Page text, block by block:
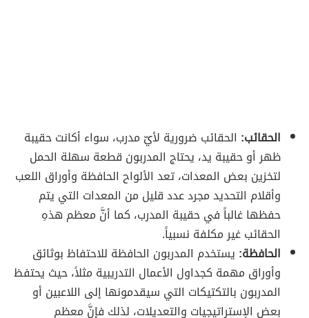
الحقائب: الحقائب ضرورية لأيّ مدرب، سواء أكانت حقيبة
ظهر أو حقيبة يد، يحتاج المدربون قطعة سهلة الحمل
لتخزين بعض المعدات، تعد الألواح الحافظة وأوراق اللعب
وأقلام التحديد مجرد عدد قليل من المعدات التي يتم
حفظها غالباً في حقيبة المدرب، كما أنَّ معظم هذهِ
الحقائب غير مكلفة نسبياً.
الحافظة: يستخدم المدربون الحافظة للاحتفاظ بوثائق
وأوراق مهمة كجداول الأعمال التدريبية مثلاً، حيث يحتفظ
المدربون بالتكتيكات التي سيقدمونها إلى اللاعبين أو
بعض الإستراتيجيات والتعديلات، لذلك فإنَّ معظم